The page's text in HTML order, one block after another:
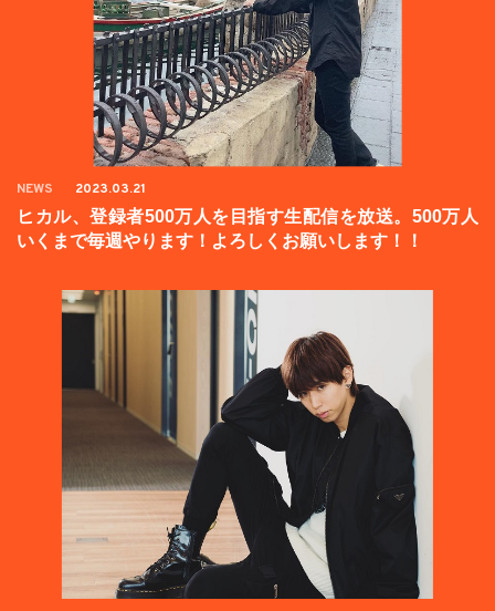
NEWS 2023.03.21
ヒカル、登録者500万人を目指す生配信を放送。500万人
いくまで毎週やります！よろしくお願いします！！